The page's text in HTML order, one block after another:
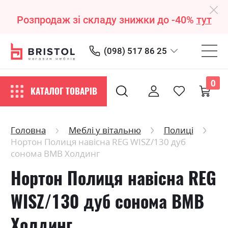
Розпродаж зі складу знижки до -40% тут
(098) 517 86 25
КАТАЛОГ ТОВАРІВ
0
Головна Меблі у вітальню
Полиці
Нортон Полиця навісна REG WISZ/130 дуб
сонома ВМВ Холдинг
Нортон Полиця навісна REG
WISZ/130 дуб сонома ВМВ